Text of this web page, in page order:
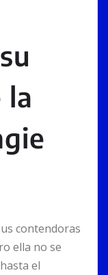
la
contendoras
ella no se
el